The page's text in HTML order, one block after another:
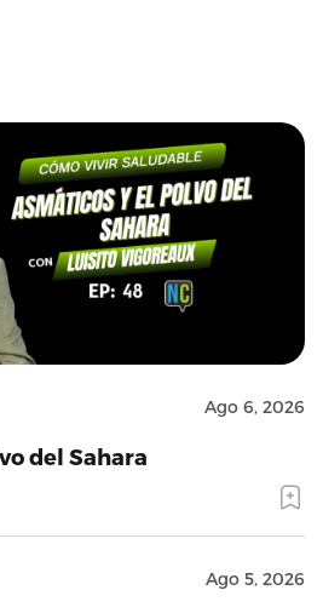
Ago 6, 2026
del Sahara
Ago 5, 2026